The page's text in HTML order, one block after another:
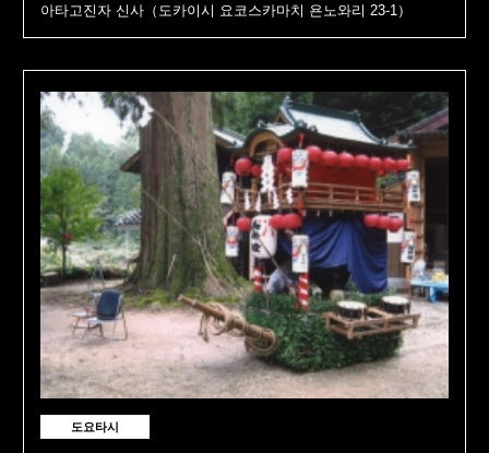
아타고진자 신사（도카이시 요코스카마치 욘노와리 23-1）
도요타시